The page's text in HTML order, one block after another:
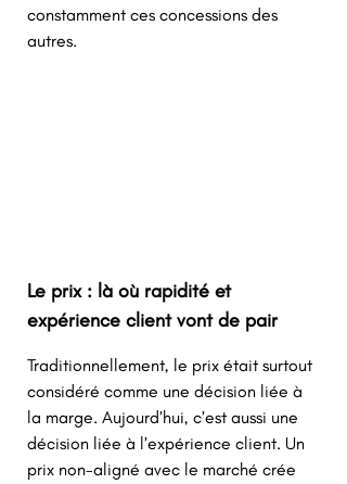
constamment ces concessions des
autres.
Le prix : là où rapidité et
expérience client vont de pair
Traditionnellement, le prix était surtout
considéré comme une décision liée à
la marge. Aujourd’hui, c’est aussi une
décision liée à l’expérience client. Un
prix non-aligné avec le marché crée